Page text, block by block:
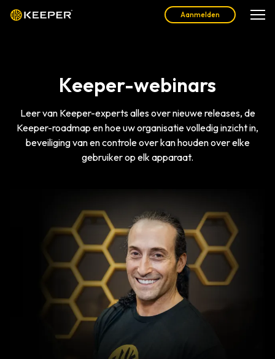
Aanmelden
Keeper-webinars
Leer van Keeper-experts alles over nieuwe releases, de
Keeper-roadmap en hoe uw organisatie volledig inzicht in,
beveiliging van en controle over kan houden over elke
gebruiker op elk apparaat.